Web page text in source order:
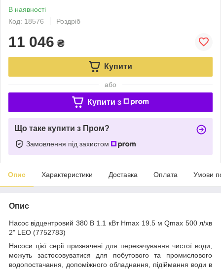
В наявності
Код: 18576
Роздріб
11 046 ₴
Купити
або
Купити з
Що таке купити з Пром?
Замовлення під захистом
Опис Характеристики Доставка Оплата Умови
Опис
Насос відцентровий 380 В 1.1 кВт Hmax 19.5 м Qmax 500 л/хв
2" LEO (7752783)
Насоси цієї серії призначені для перекачування чистої води,
можуть застосовуватися для побутового та промислового
водопостачання, допоміжного обладнання, підіймання води в